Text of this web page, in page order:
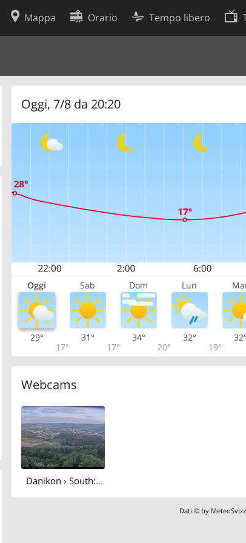
Mappa Orario Tempo libero
Oggi, 7/8 da 20:20
Oggi Sab Dom Lun
29°
17°
31°
17°
34°
20°
32°
19°
32°
Webcams
Danikon › South: Aussichtsturm Altberg - Geroldswil
Dati © by
Preferenze cookie